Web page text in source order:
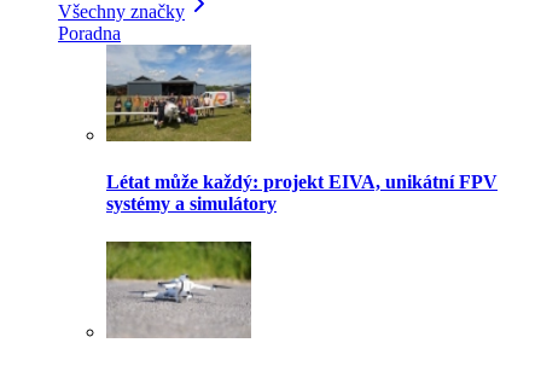
Všechny značky
Poradna
Létat může každý: projekt EIVA, unikátní FPV
systémy a simulátory